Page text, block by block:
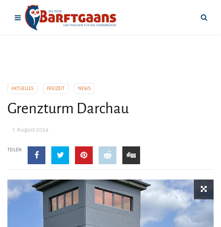
AKTUELLES FREIZEIT NEWS
Grenzturm Darchau
1. August 2024
TEILEN